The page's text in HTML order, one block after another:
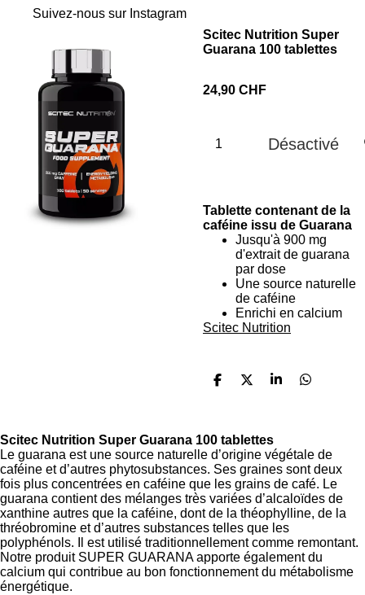
Suivez-nous sur Instagram
Scitec Nutrition Super
Guarana 100 tablettes
24,90 CHF
Désactivé
Tablette contenant de la
caféine issu de Guarana
Jusqu'à 900 mg
d'extrait de guarana
par dose
Une source naturelle
de caféine
Enrichi en calcium
Scitec Nutrition
P
a
g
e
r
P
a
g
e
r
P
g
e
r
P
g
e
r
Scitec Nutrition Super Guarana 100 tablettes
Le guarana est une source naturelle d’origine végétale de
caféine et d’autres phytosubstances. Ses graines sont deux
fois plus concentrées en caféine que les grains de café. Le
guarana contient des mélanges très variées d’alcaloïdes de
xanthine autres que la caféine, dont de la théophylline, de la
thréobromine et d’autres substances telles que les
polyphénols. Il est utilisé traditionnellement comme remontant.
Notre produit SUPER GUARANA apporte également du
calcium qui contribue au bon fonctionnement du métabolisme
énergétique.